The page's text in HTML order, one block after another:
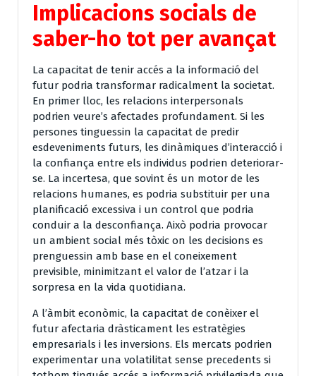
Implicacions socials de
saber-ho tot per avançat
La capacitat de tenir accés a la informació del
futur podria transformar radicalment la societat.
En primer lloc, les relacions interpersonals
podrien veure’s afectades profundament. Si les
persones tinguessin la capacitat de predir
esdeveniments futurs, les dinàmiques d’interacció i
la confiança entre els individus podrien deteriorar-
se. La incertesa, que sovint és un motor de les
relacions humanes, es podria substituir per una
planificació excessiva i un control que podria
conduir a la desconfiança. Això podria provocar
un ambient social més tòxic on les decisions es
prenguessin amb base en el coneixement
previsible, minimitzant el valor de l’atzar i la
sorpresa en la vida quotidiana.
A l’àmbit econòmic, la capacitat de conèixer el
futur afectaria dràsticament les estratègies
empresarials i les inversions. Els mercats podrien
experimentar una volatilitat sense precedents si